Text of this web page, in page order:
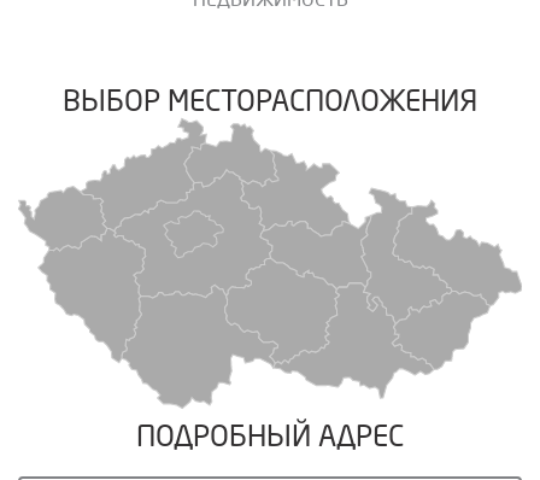
ВЫБОР МЕСТОРАСПОЛОЖЕНИЯ
ПОДРОБНЫЙ АДРЕС